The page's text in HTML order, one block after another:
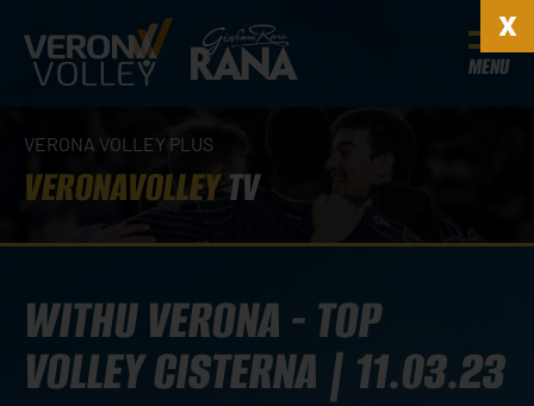
MENU
VERONA VOLLEY PLUS
VERONAVOLLEYTV
WITHU VERONA - TOP
VOLLEY CISTERNA | 11.03.23